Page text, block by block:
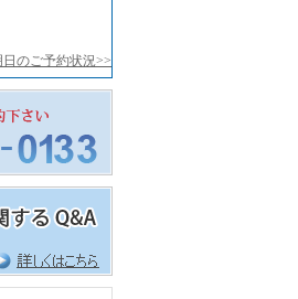
のご予約状況>>